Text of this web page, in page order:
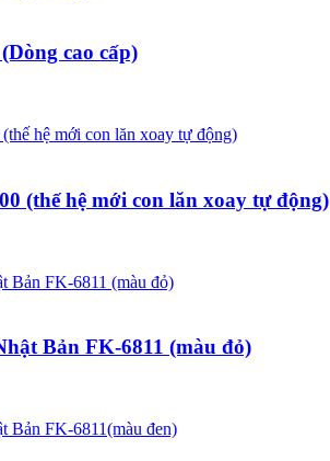
cao cấp)
(thế hệ mới con lăn xoay tự động)
Bản FK-6811 (màu đỏ)